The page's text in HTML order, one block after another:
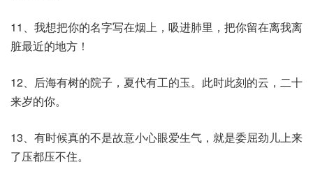
11、我想把你的名字写在烟上，吸进肺里，把你留在离我离
脏最近的地方！
12、后海有树的院子，夏代有工的玉。此时此刻的云，二十
来岁的你。
13、有时候真的不是故意小心眼爱生气，就是委屈劲儿上来
了压都压不住。